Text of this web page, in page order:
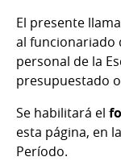
El presente
al funcionariado
personal de la
presupuestado
Se habilitará el
esta página, en
Período.